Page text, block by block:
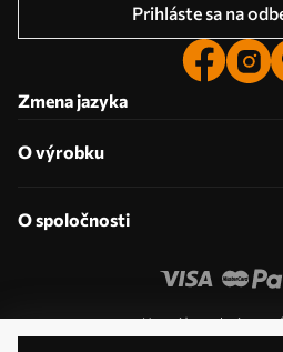
Prihláste sa na
Zmena jazyka
O výrobku
O spoločnosti
Upraviť povolenia pre